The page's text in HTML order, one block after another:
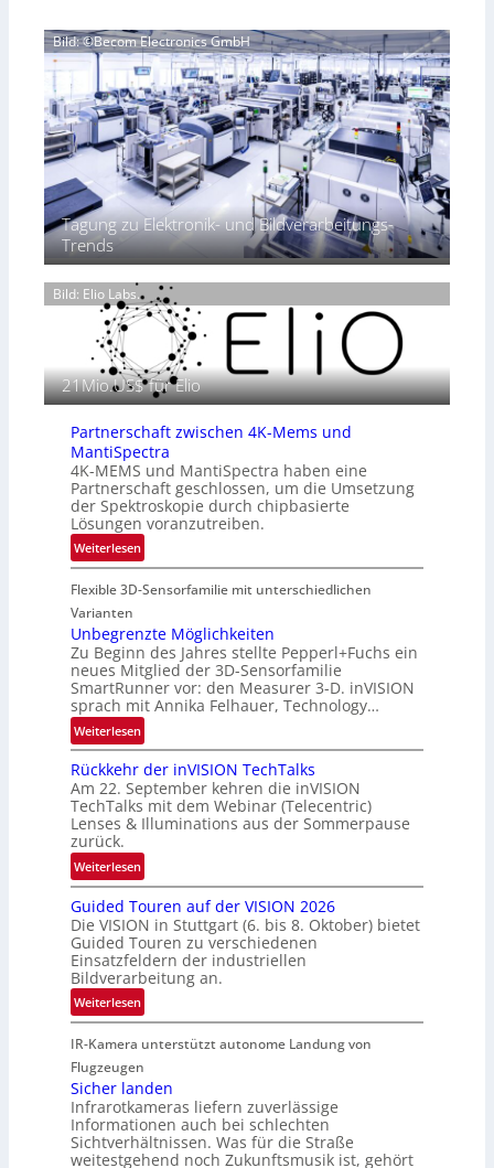
l
N
w
s
‘
i
o
N
i
g
h
t
2
0
2
6
e
n
z
u
r
T
h
r
m
o
g
r
a
f
i
e
n
L
u
f
t
-
u
a
u
m
f
a
h
r
t
t
e
c
h
i
k
P
s
ä
r
t
P
r
ä
s
e
z
i
n
E
M
E
-
R
e
g
i
o
n
Bild: ©Becom Electronics GmbH
Tagung zu Elektronik- und Bildverarbeitungs-
Trends
Bild: Elio Labs.
21Mio.US$ für Elio
Partnerschaft zwischen 4K-Mems und
MantiSpectra
4K-MEMS und MantiSpectra haben eine
Partnerschaft geschlossen, um die Umsetzung
der Spektroskopie durch chipbasierte
Lösungen voranzutreiben.
Weiterlesen:
P
a
t
n
e
r
s
c
h
a
f
t
i
s
c
h
e
n
4
K
-
M
e
m
s
u
Flexible 3D-Sensorfamilie mit unterschiedlichen
Varianten
Unbegrenzte Möglichkeiten
Zu Beginn des Jahres stellte Pepperl+Fuchs ein
neues Mitglied der 3D-Sensorfamilie
SmartRunner vor: den Measurer 3-D. inVISION
sprach mit Annika Felhauer, Technology…
Weiterlesen:
U
n
b
e
g
r
e
z
t
e
M
ö
g
l
i
c
h
k
e
Rückkehr der inVISION TechTalks
Am 22. September kehren die inVISION
TechTalks mit dem Webinar (Telecentric)
Lenses & Illuminations aus der Sommerpause
zurück.
Weiterlesen:
R
ü
c
k
k
e
h
d
e
r
i
n
V
Guided Touren auf der VISION 2026
Die VISION in Stuttgart (6. bis 8. Oktober) bietet
Guided Touren zu verschiedenen
Einsatzfeldern der industriellen
Bildverarbeitung an.
Weiterlesen:
G
u
i
d
e
d
T
IR-Kamera unterstützt autonome Landung von
Flugzeugen
Sicher landen
Infrarotkameras liefern zuverlässige
Informationen auch bei schlechten
Sichtverhältnissen. Was für die Straße
weitestgehend noch Zukunftsmusik ist, gehört